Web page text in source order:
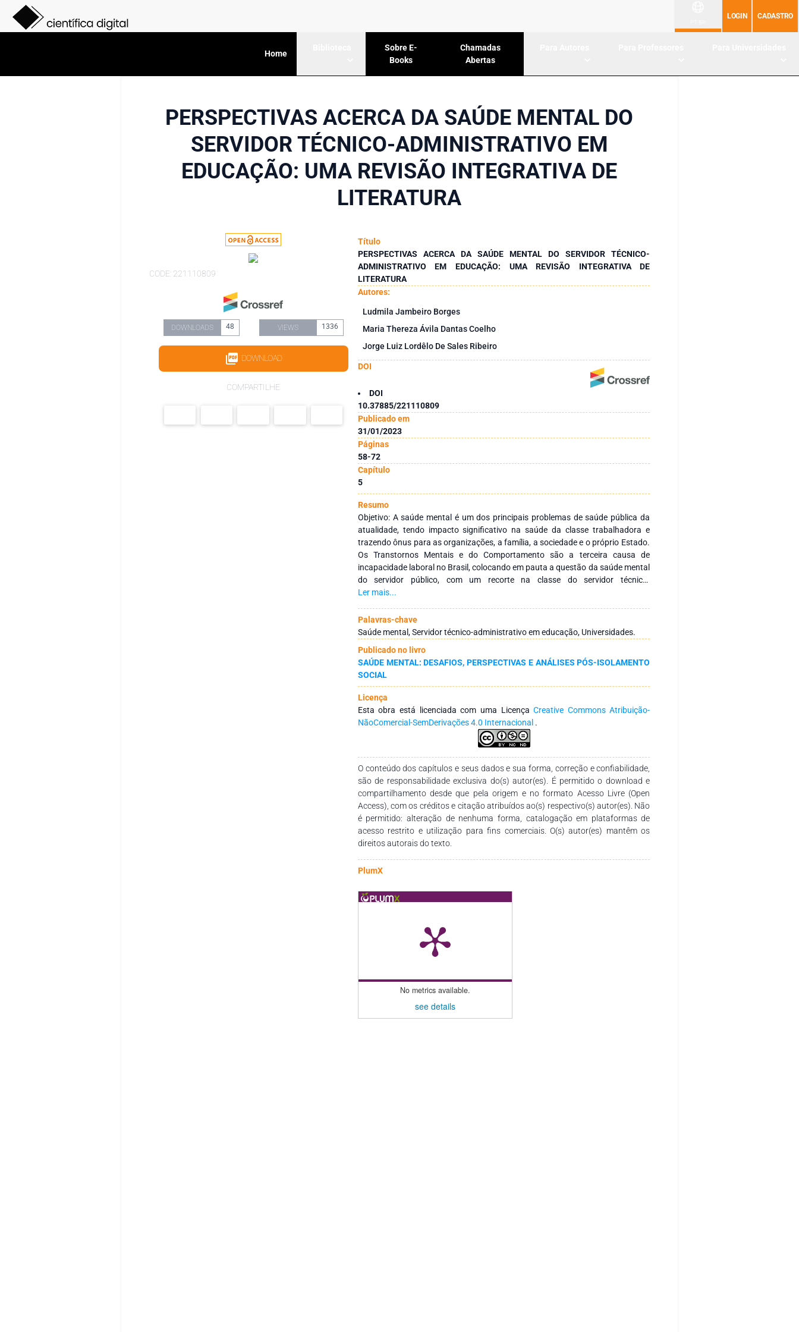
LOGIN CADASTRO
Home
Sobre E-
Books
Chamadas
Abertas
PERSPECTIVAS ACERCA DA SAÚDE MENTAL DO
SERVIDOR TÉCNICO-ADMINISTRATIVO EM
EDUCAÇÃO: UMA REVISÃO INTEGRATIVA DE
LITERATURA
CODE: 221110809
DOWNLOADS 48 VIEWS 1336
DOWNLOAD
COMPARTILHE
Título
PERSPECTIVAS ACERCA DA SAÚDE MENTAL DO SERVIDOR TÉCNICO-
ADMINISTRATIVO EM EDUCAÇÃO: UMA REVISÃO INTEGRATIVA DE
LITERATURA
Autores:
Ludmila Jambeiro Borges
Maria Thereza Ávila Dantas Coelho
Jorge Luiz Lordêlo De Sales Ribeiro
DOI
DOI
10.37885/221110809
Publicado em
31/01/2023
Páginas
58-72
Capítulo
5
Resumo
Objetivo: A saúde mental é um dos principais problemas de saúde pública da
atualidade, tendo impacto significativo na saúde da classe trabalhadora e
trazendo ônus para as organizações, a família, a sociedade e o próprio Estado.
Os Transtornos Mentais e do Comportamento são a terceira causa de
incapacidade laboral no Brasil, colocando em pauta a questão da saúde mental
do servidor público, com um recorte na classe do servidor técnico-
administrativo em Educação, no presente artigo. Nesse contexto, o presente
saúde mental do servidor técnico-administrativo em educação, nos últimos
cinco anos. Método: Trata-se de uma revisão integrativa de estudos indexados
no Portal de Periódicos da Capes, que inclui publicações do período de 2016 a
2021. Como descritores utilizou-se os termos: (trabalhador OR servidor) AND
(universidade OR (ensino superior)) AND (saúde mental). Após a busca, os
documentos foram selecionados pela leitura dos títulos, resumos e texto
completo, com a exclusão daqueles que não se enquadrassem nos objetivos do
estudo. Ao fim das etapas de seleção, 19 documentos foram incluídos, sendo
18 artigos e uma tese. Resultados: Entre os temas relacionados à saúde
mental, foram encontrados: adoecimento do servidor, assédio moral, causas de
afastamento, aposentadoria por invalidez, qualidade de vida e bem-estar no
Percebeu-se que os Transtornos Mentais e do Comportamento estão entre as
principais causas de afastamento e aposentadoria, sendo a estrutura
organizacional apontada como fonte de deteriorização da subjetividade e
ligada ao adoecimento psíquico dos servidores,fazendo-se importante
identificar os fatores de risco psicossociais envolvidos com o trabalho do
servidor TAE, a fim de programar medidas e políticas de promoção da saúde.
Ler mais...
Palavras-chave
Saúde mental, Servidor técnico-administrativo em educação, Universidades.
Publicado no livro
SAÚDE MENTAL: DESAFIOS, PERSPECTIVAS E ANÁLISES PÓS-ISOLAMENTO
SOCIAL
Licença
Esta obra está licenciada com uma LicençaCreative Commons Atribuição-
NãoComercial-SemDerivações 4.0 Internacional .
O conteúdo dos capítulos e seus dados e sua forma, correção e confiabilidade,
são de responsabilidade exclusiva do(s) autor(es). É permitido o download e
compartilhamento desde que pela origem e no formato Acesso Livre (Open
Access), com os créditos e citação atribuídos ao(s) respectivo(s) autor(es). Não
é permitido: alteração de nenhuma forma, catalogação em plataformas de
acesso restrito e utilização para fins comerciais. O(s) autor(es) mantêm os
direitos autorais do texto.
PlumX
No metrics available.
see details